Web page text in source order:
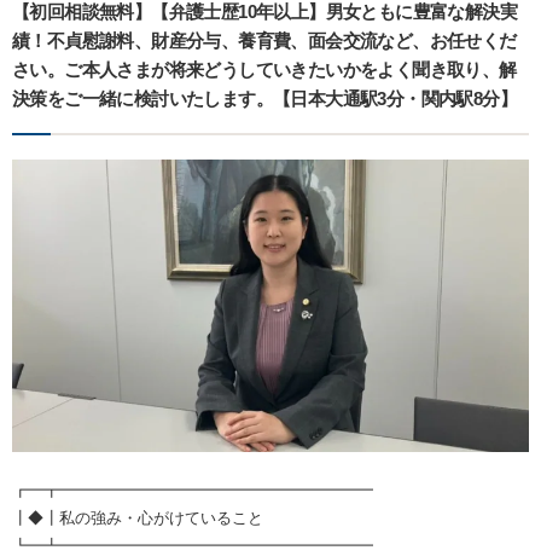
【初回相談無料】【弁護士歴10年以上】男女ともに豊富な解決実
績！不貞慰謝料、財産分与、養育費、面会交流など、お任せくだ
さい。ご本人さまが将来どうしていきたいかをよく聞き取り、解
決策をご一緒に検討いたします。【日本大通駅3分・関内駅8分】
┏━┳━━━━━━━━━━━━━━━━━━━━
┃◆┃私の強み・心がけていること
┗━┻━━━━━━━━━━━━━━━━━━━━